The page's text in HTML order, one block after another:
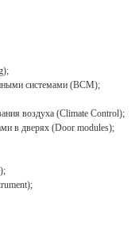
системами (BCM);
воздуха (Climate Control);
в дверях (Door modules);